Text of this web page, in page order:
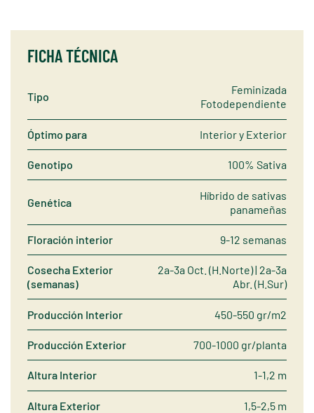
FICHA TÉCNICA
Tipo
Feminizada
Fotodependiente
Óptimo para Interior y Exterior
Genotipo 100% Sativa
Genética
Híbrido de sativas
panameñas
Floración interior 9-12 semanas
Cosecha Exterior
(semanas)
2a-3a Oct. (H.Norte) | 2a-3a
Abr. (H.Sur)
Producción Interior 450-550 gr/m2
Producción Exterior 700-1000 gr/planta
Altura Interior 1-1,2 m
Altura Exterior 1,5-2,5 m